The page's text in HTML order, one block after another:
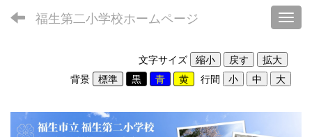
福生第二小学校ホームページ
文字サイズ
背景
行間